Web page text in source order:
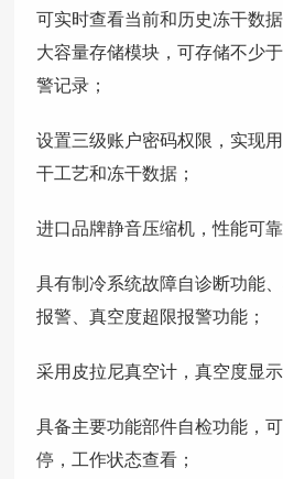
可实时查看当前和历史冻干数
大容量存储模块，可存储不少
警记录；
设置三级账户密码权限，实现
干工艺和冻干数据；
进口品牌静音压缩机，性能可
具有制冷系统故障自诊断功能
报警、真空度超限报警功能；
采用皮拉尼真空计，真空度显示
具备主要功能部件自检功能，
停，工作状态查看；